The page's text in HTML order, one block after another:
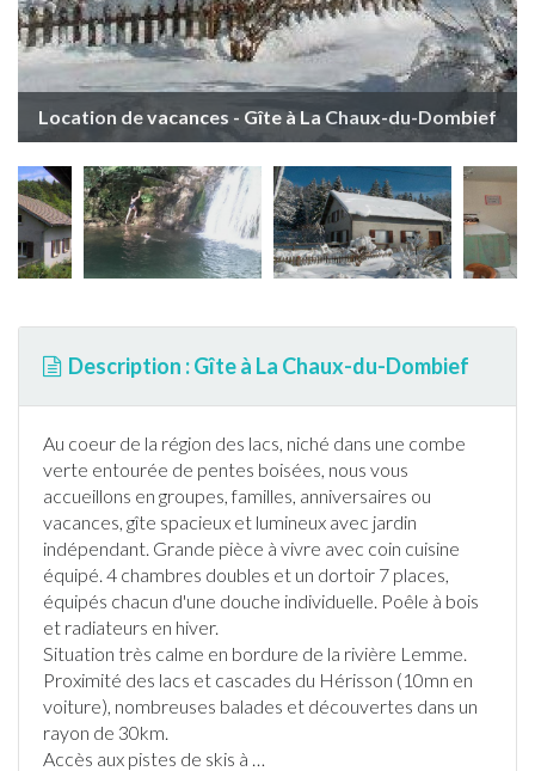
Location de vacances - Gîte à La Chaux-du-Dombief
Description : Gîte à La Chaux-du-Dombief
Au coeur de la région des lacs, niché dans une combe
verte entourée de pentes boisées, nous vous
accueillons en groupes, familles, anniversaires ou
vacances, gîte spacieux et lumineux avec jardin
indépendant. Grande pièce à vivre avec coin cuisine
équipé. 4 chambres doubles et un dortoir 7 places,
équipés chacun d'une douche individuelle. Poêle à bois
et radiateurs en hiver.
Situation très calme en bordure de la rivière Lemme.
Proximité des lacs et cascades du Hérisson (10mn en
voiture), nombreuses balades et découvertes dans un
rayon de 30km.
Accès aux pistes de skis à …